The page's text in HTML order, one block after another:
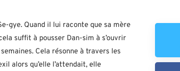
gye. Quand il lui raconte que sa mère
suffit à pousser Dan-sim à s’ouvrir
Cela résonne à travers les
alors qu’elle l’attendait, elle